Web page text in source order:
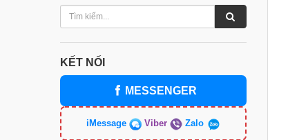
KẾT NỐI
MESSENGER
iMessage Viber Zalo